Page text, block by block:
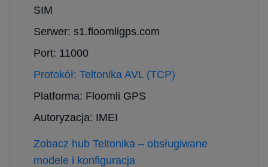
SIM
Serwer: s1.floomligps.com
Port: 11000
Protokół: Teltonika AVL (TCP)
Platforma: Floomli GPS
Autoryzacja: IMEI
Zobacz hub Teltonika – obsługiwane
modele i konfiguracja